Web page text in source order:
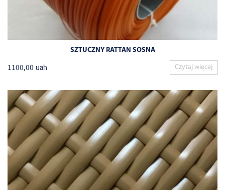
SZTUCZNY RATTAN SOSNA
1100,00 uah Czytaj więcej